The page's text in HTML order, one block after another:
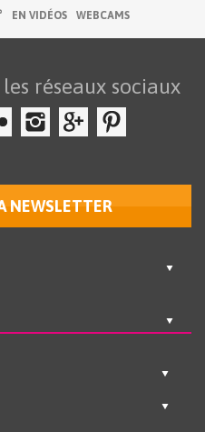
EN VIDÉOS WEBCAMS
réseaux sociaux
NEWSLETTER